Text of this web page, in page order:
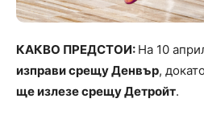
КАКВО ПРЕДСТОИ: На 10
изправи срещу Денвър,
ще излезе срещу Детройт.